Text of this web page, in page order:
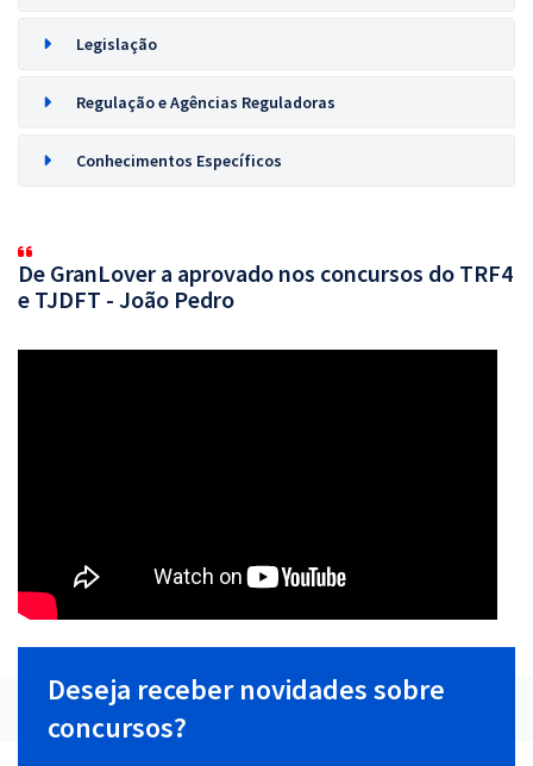
Legislação
Regulação e Agências Reguladoras
Conhecimentos Específicos
De GranLover a aprovado nos concursos do TRF4
e TJDFT - João Pedro
Deseja receber novidades sobre
concursos?